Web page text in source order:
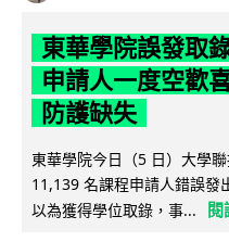
東華學院誤發取
申請人一度空歡
防護缺失
東華學院今日（5 日）大學
11,139 名課程申請人錯誤發
以為獲得學位取錄，事...
閱